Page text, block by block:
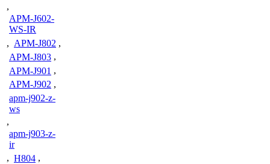
,
APM-J602-
WS-IR
, APM-J802 ,
APM-J803 ,
APM-J901 ,
APM-J902 ,
apm-j902-z-
ws
,
apm-j903-z-
ir
, H804 ,